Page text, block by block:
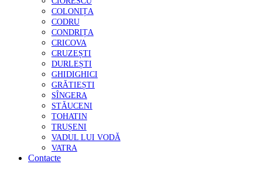
COLONIȚA
CODRU
CONDRIȚA
CRICOVA
CRUZEȘTI
DURLEȘTI
GHIDIGHICI
GRĂTIEȘTI
SÎNGERA
STĂUCENI
TOHATIN
TRUȘENI
VADUL LUI VODĂ
VATRA
Contacte